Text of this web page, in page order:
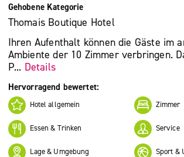
Gehobene Kategorie
Thomais Boutique Hotel
Ihren Aufenthalt können die Gäste im
Ambiente der 10 Zimmer verbringen.
P... Details
Hervorragend bewertet:
Hotel allgemein Zimmer
Essen & Trinken Service
Lage & Umgebung Sport &